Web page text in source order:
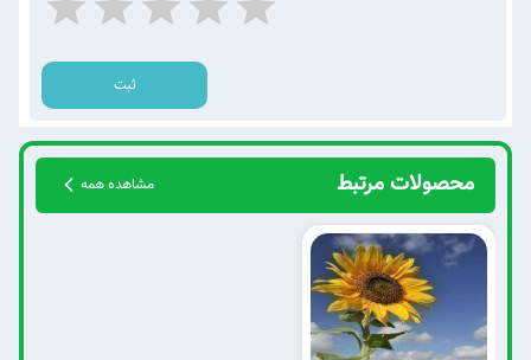
ثبت
محصولات مرتبط مشاهده همه